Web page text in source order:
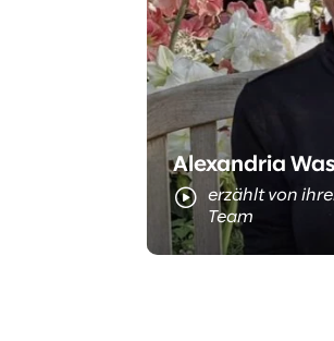
Alexandria
erzählt von
Team